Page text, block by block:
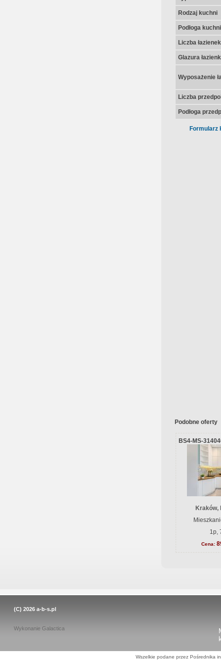
Rodzaj kuchni
Podłoga kuchni
Liczba łazienek
Glazura
Wyposażenie
Liczba
Podłoga
Formularz
Podobne oferty
BS4-MS-
Kraków,
1p,
Cena:
(C) 2026 a-b-s.pl
Wykonanie Galactica
Wszelkie podane przez Pośrednika